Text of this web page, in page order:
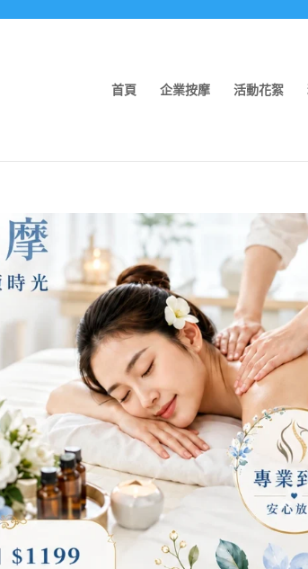
首頁 企業按摩 活動花絮